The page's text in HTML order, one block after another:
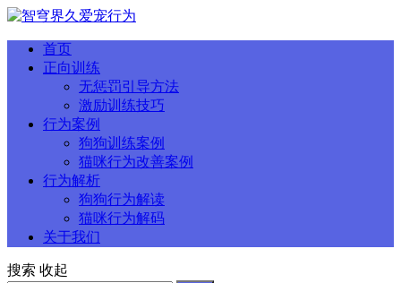
首页
正向训练
无惩罚引导方法
激励训练技巧
行为案例
狗狗训练案例
猫咪行为改善案例
行为解析
狗狗行为解读
猫咪行为解码
关于我们
搜索 收起